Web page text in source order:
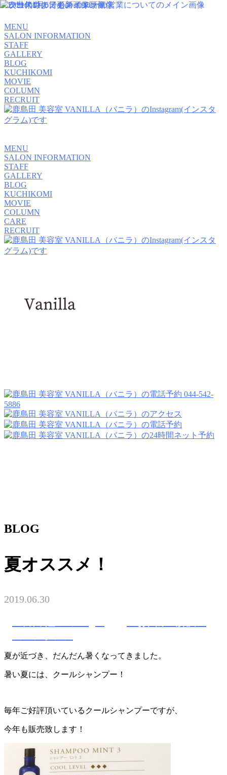
MENU
SALON INFORMATION
STAFF
GALLERY
BLOG
KUCHIKOMI
MOVIE
COLUMN
RECRUIT
MENU
SALON INFORMATION
STAFF
GALLERY
BLOG
KUCHIKOMI
MOVIE
COLUMN
CARE
RECRUIT
044-542-
5886
BLOG
夏オススメ！
2019.06.30
夏が近づき、だんだん暑くなってきました。
暑い夏には、クールシャンプー！
毎年ご好評頂いているクールシャンプーですが、
今年も販売致します！